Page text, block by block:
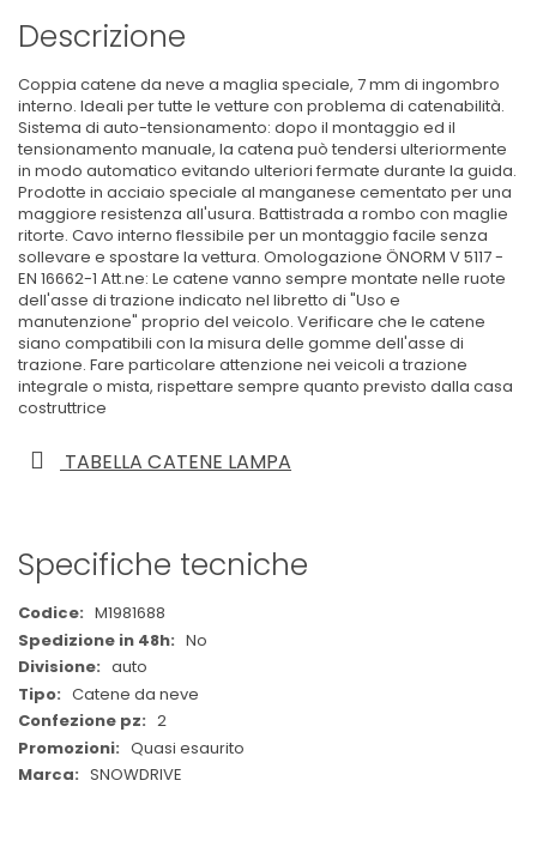
Descrizione
Coppia catene da neve a maglia speciale, 7 mm di ingombro
interno. Ideali per tutte le vetture con problema di catenabilità.
Sistema di auto-tensionamento: dopo il montaggio ed il
tensionamento manuale, la catena può tendersi ulteriormente
in modo automatico evitando ulteriori fermate durante la guida.
Prodotte in acciaio speciale al manganese cementato per una
maggiore resistenza all'usura. Battistrada a rombo con maglie
ritorte. Cavo interno flessibile per un montaggio facile senza
sollevare e spostare la vettura. Omologazione ÖNORM V 5117 -
EN 16662-1 Att.ne: Le catene vanno sempre montate nelle ruote
dell'asse di trazione indicato nel libretto di "Uso e
manutenzione" proprio del veicolo. Verificare che le catene
siano compatibili con la misura delle gomme dell'asse di
trazione. Fare particolare attenzione nei veicoli a trazione
integrale o mista, rispettare sempre quanto previsto dalla casa
costruttrice
TABELLA CATENE LAMPA
Specifiche tecniche
Maggiori
Informazioni
M1981688
No
auto
Catene da neve
2
Quasi esaurito
SNOWDRIVE